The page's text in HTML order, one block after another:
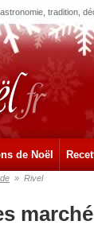
tradition,
de Noël
» Rivel